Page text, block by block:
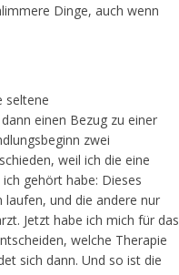
Dinge, auch wenn
seltene
einen Bezug zu einer
zwei
weil ich die eine
gehört habe: Dieses
und die andere nur
Jetzt habe ich mich für das
welche Therapie
sich dann. Und so ist die